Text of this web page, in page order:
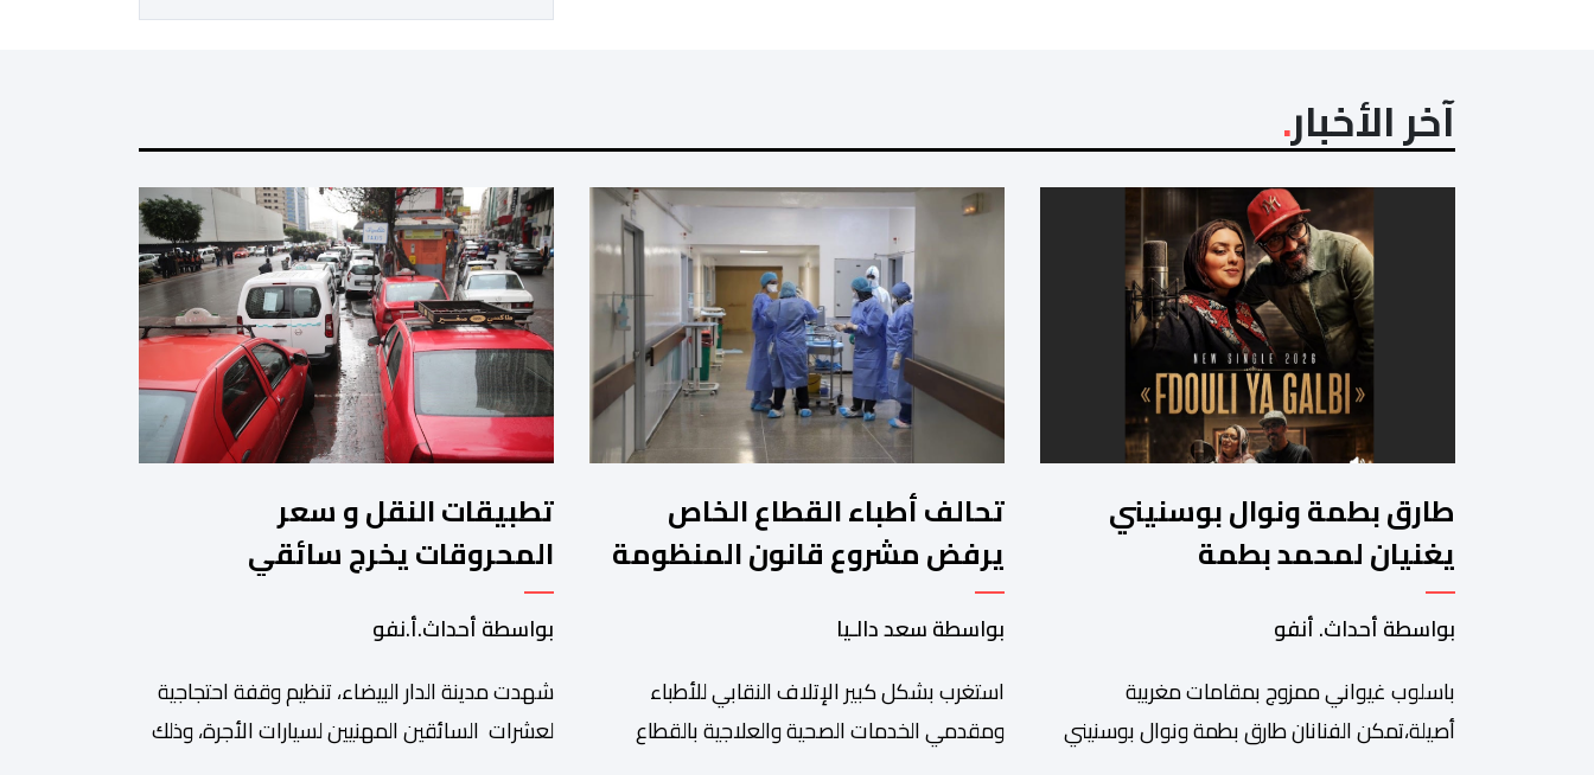
الثقة المتبادلة بين القيادة التنفيذية
الوحيد المباشر والمنتخب من قِبل 211
اتحادا […]
آخر الأخبار
طارق بطمة ونوال بوسنيني
يغنيان لمحمد بطمة
بواسطة أحداث. أنفو
باسلوب غيواني ممزوج بمقامات مغربية
أصيلة،تمكن الفنانان طارق بطمة ونوال بوسنيني
تحالف أطباء القطاع الخاص
يرفض مشروع قانون المنظومة
المعلوماتية الصحية الوطنية
المندمجة
بواسطة سعد دالـيا
استغرب بشكل كبير الإتلاف النقابي للأطباء
ومقدمي الخدمات الصحية والعلاجية بالقطاع
تطبيقات النقل و سعر
المحروقات يخرج سائقي
الطاكسيات للاحتجاج
بواسطة أحداث.أ.نفو
شهدت مدينة الدار البيضاء، تنظيم وقفة احتجاجية
لعشرات السائقين المهنيين لسيارات الأجرة، وذلك